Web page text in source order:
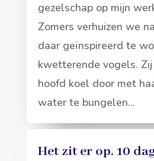
gezelschap op mijn
Zomers verhuizen we
daar geïnspireerd te
kwetterende vogels.
hoofd koel door met
water te bungelen...
Het zit er op. 10